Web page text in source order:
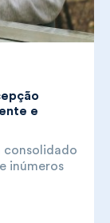
e
consolidado
inúmeros